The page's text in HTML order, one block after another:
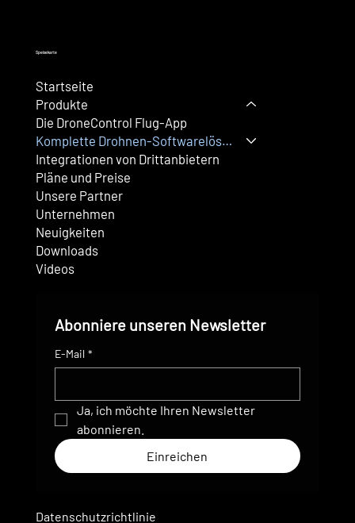
Speisekarte
Startseite
Produkte
Die DroneControl Flug-App
Komplette Drohnen-Softwarelösung
Integrationen von Drittanbietern
Pläne und Preise
Unsere Partner
Unternehmen
Neuigkeiten
Downloads
Videos
Abonniere unseren Newsletter
E-Mail *
Ja, ich möchte Ihren Newsletter
abonnieren.
Einreichen
Datenschutzrichtlinie